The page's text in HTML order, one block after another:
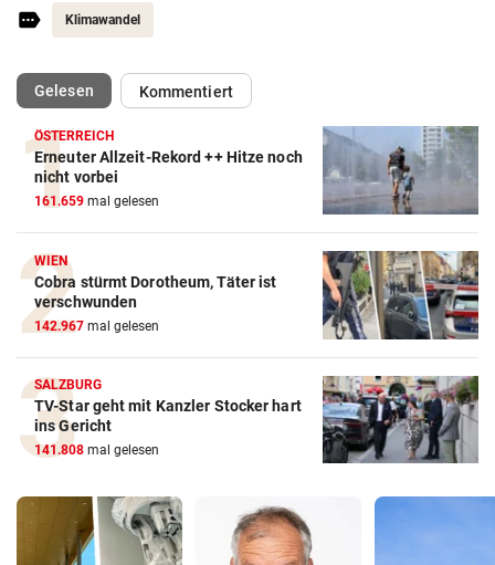
Klimawandel
Gelesen(ausgewählt)Kommentiert
ÖSTERREICH
Erneuter Allzeit-Rekord ++ Hitze noch
nicht vorbei
161.659 mal gelesen
WIEN
Cobra stürmt Dorotheum, Täter ist
verschwunden
142.967 mal gelesen
SALZBURG
TV-Star geht mit Kanzler Stocker hart
ins Gericht
141.808 mal gelesen